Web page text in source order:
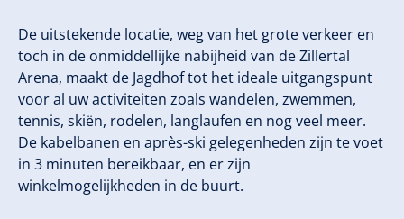
De uitstekende locatie, weg van het grote verkeer en
toch in de onmiddellijke nabijheid van de Zillertal
Arena, maakt de Jagdhof tot het ideale uitgangspunt
voor al uw activiteiten zoals wandelen, zwemmen,
tennis, skiën, rodelen, langlaufen en nog veel meer.
De kabelbanen en après-ski gelegenheden zijn te voet
in 3 minuten bereikbaar, en er zijn
winkelmogelijkheden in de buurt.